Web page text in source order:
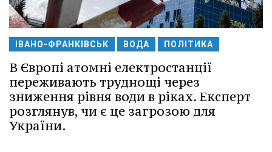
ІВАНО-ФРАНКІВСЬК ВОДА ПОЛІТИКА
В Європі атомні електростанції
переживають труднощі через
зниження рівня води в ріках. Експерт
розглянув, чи є це загрозою для
України.